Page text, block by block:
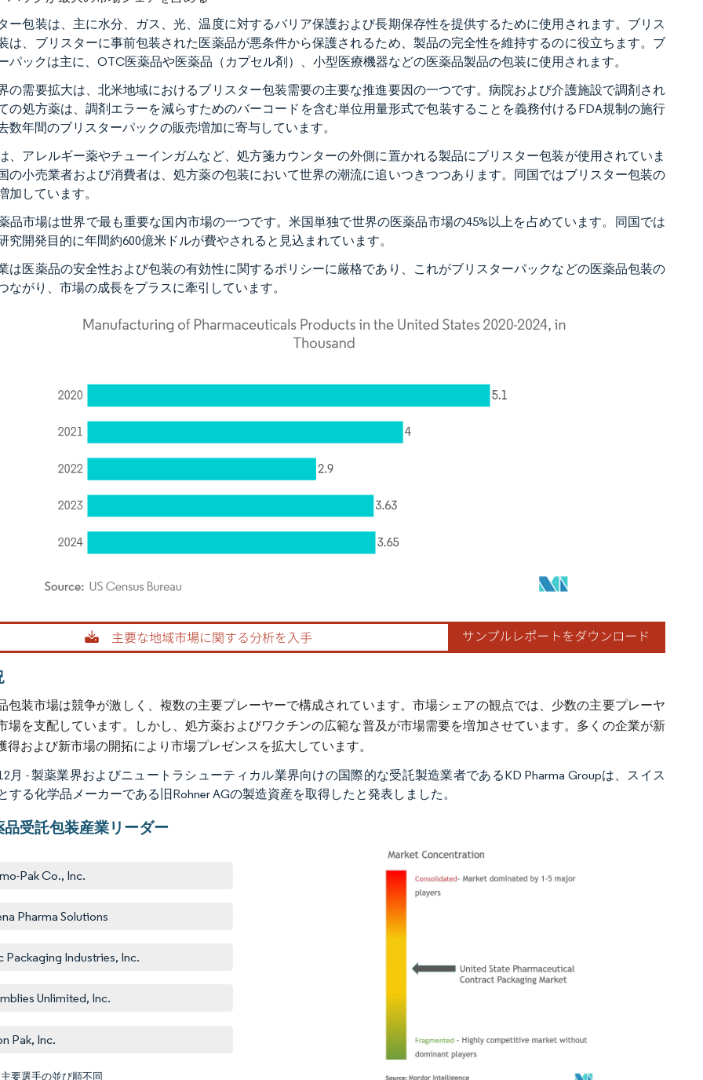
ー包装は、主に水分、ガス、光、温度に対するバリア保護および長期保存性を提供するために使用されます。ブリス
は、ブリスターに事前包装された医薬品が悪条件から保護されるため、製品の完全性を維持するのに役立ちます。ブ
パックは主に、OTC医薬品や医薬品（カプセル剤）、小型医療機器などの医薬品製品の包装に使用されます。
の需要拡大は、北米地域におけるブリスター包装需要の主要な推進要因の一つです。病院および介護施設で調剤され
の処方薬は、調剤エラーを減らすためのバーコードを含む単位用量形式で包装することを義務付けるFDA規制の施行
数年間のブリスターパックの販売増加に寄与しています。
、アレルギー薬やチューインガムなど、処方箋カウンターの外側に置かれる製品にブリスター包装が使用されていま
の小売業者および消費者は、処方薬の包装において世界の潮流に追いつきつつあります。同国ではブリスター包装の
加しています。
品市場は世界で最も重要な国内市場の一つです。米国単独で世界の医薬品市場の45%以上を占めています。同国では
究開発目的に年間約600億米ドルが費やされると見込まれています。
は医薬品の安全性および包装の有効性に関するポリシーに厳格であり、これがブリスターパックなどの医薬品包装の
ながり、市場の成長をプラスに牽引しています。
Intelligence。再利用にはCC BY 4.0の表示が必要です。
包装市場は競争が激しく、複数の主要プレーヤーで構成されています。市場シェアの観点では、少数の主要プレーヤ
場を支配しています。しかし、処方薬およびワクチンの広範な普及が市場需要を増加させています。多くの企業が新
得および新市場の開拓により市場プレゼンスを拡大しています。
月 - 製薬業界およびニュートラシューティカル業界向けの国際的な受託製造業者であるKD Pharma Groupは、スイス
する化学品メーカーである旧Rohner AGの製造資産を取得したと発表しました。
品受託包装産業リーダー
Pak Co., Inc.
Pharma Solutions
Packaging Industries, Inc.
Unlimited, Inc.
Pak, Inc.
要選手の並び順不同